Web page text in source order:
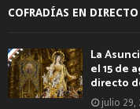
COFRADÍAS EN DIRECTO
La
el 15 de
directo
julio 29,